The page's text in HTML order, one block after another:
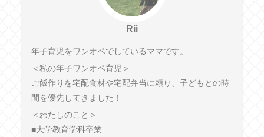
Rii
年子育児をワンオペでしているママです。
＜私の年子ワンオペ育児＞
ご飯作りを宅配食材や宅配弁当に頼り、子どもとの時
間を優先してきました！
＜わたしのこと＞
■大学教育学科卒業